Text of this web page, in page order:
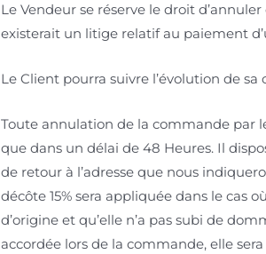
Le Vendeur se réserve le droit
existerait un litige relatif au paiement
Le Client pourra suivre l’évolution de
Toute annulation de la commande par
que dans un délai de 48 Heures. Il
de retour à l’adresse que nous
décôte 15% sera appliquée dans le cas
d’origine et qu’elle n’a pas subi de
accordée lors de la commande, elle